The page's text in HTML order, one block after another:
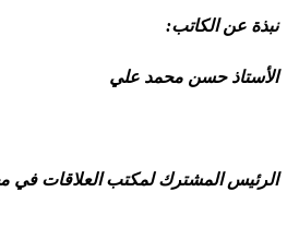
نبذة عن الكاتب:
الأستاذ حسن محمد علي
الرئيس المشترك لمكتب العلاقات في